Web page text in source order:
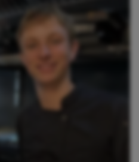
niet
inzichten in
Wij
gegevens
toestemming